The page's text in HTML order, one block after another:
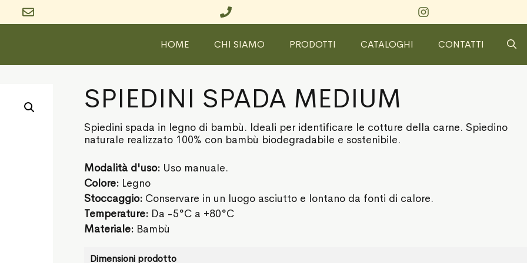
HOME CHI SIAMO PRODOTTI CATALOGHI CONTATTI
SPIEDINI SPADA MEDIUM
Spiedini spada in legno di bambù. Ideali per identificare le cotture della carne. Spiedino
naturale realizzato 100% con bambù biodegradabile e sostenibile.
Modalità d'uso: Uso manuale.
Colore: Legno
Stoccaggio: Conservare in un luogo asciutto e lontano da fonti di calore.
Temperature: Da -5°C a +80°C
Materiale: Bambù
Dimensioni prodotto